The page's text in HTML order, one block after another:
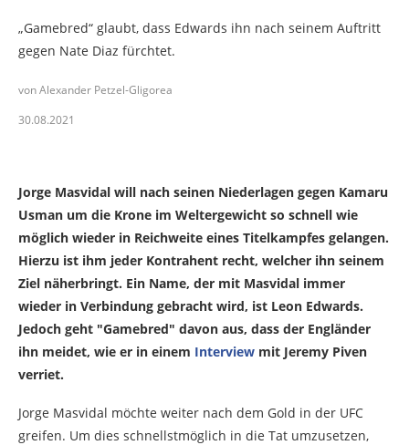
„Gamebred“ glaubt, dass Edwards ihn nach seinem Auftritt
gegen Nate Diaz fürchtet.
von Alexander Petzel-Gligorea
30.08.2021
Jorge Masvidal will nach seinen Niederlagen gegen Kamaru
Usman um die Krone im Weltergewicht so schnell wie
möglich wieder in Reichweite eines Titelkampfes gelangen.
Hierzu ist ihm jeder Kontrahent recht, welcher ihn seinem
Ziel näherbringt. Ein Name, der mit Masvidal immer
wieder in Verbindung gebracht wird, ist Leon Edwards.
Jedoch geht "Gamebred" davon aus, dass der Engländer
ihn meidet, wie er in einem Interview mit Jeremy Piven
verriet.
Jorge Masvidal möchte weiter nach dem Gold in der UFC
greifen. Um dies schnellstmöglich in die Tat umzusetzen,